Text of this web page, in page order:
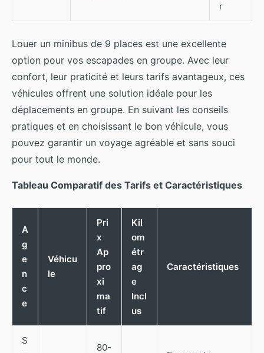
r
Louer un minibus de 9 places est une excellente
option pour vos escapades en groupe. Avec leur
confort, leur praticité et leurs tarifs avantageux, ces
véhicules offrent une solution idéale pour les
déplacements en groupe. En suivant les conseils
pratiques et en choisissant le bon véhicule, vous
pouvez garantir un voyage agréable et sans souci
pour tout le monde.
Tableau Comparatif des Tarifs et Caractéristiques
A
g
e
n
c
e
Véhicu
le
Pri
x
Ap
pro
xi
ma
tif
Kil
om
étr
ag
e
Incl
us
Caractéristiques
S
80-